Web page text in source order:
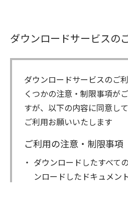
ダウンロードサービスの
ダウンロードサービスのご
くつかの注意・制限事項が
すが、以下の内容に同意し
ご利用お願いいたします
ご利用の注意・制限事項
ダウンロードしたすべて
ンロードしたドキュメン